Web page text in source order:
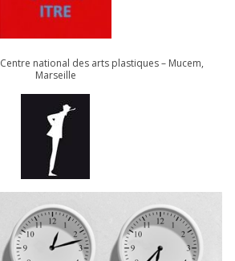
Centre natio­nal des arts plas­tiques – Mucem,
Marseille